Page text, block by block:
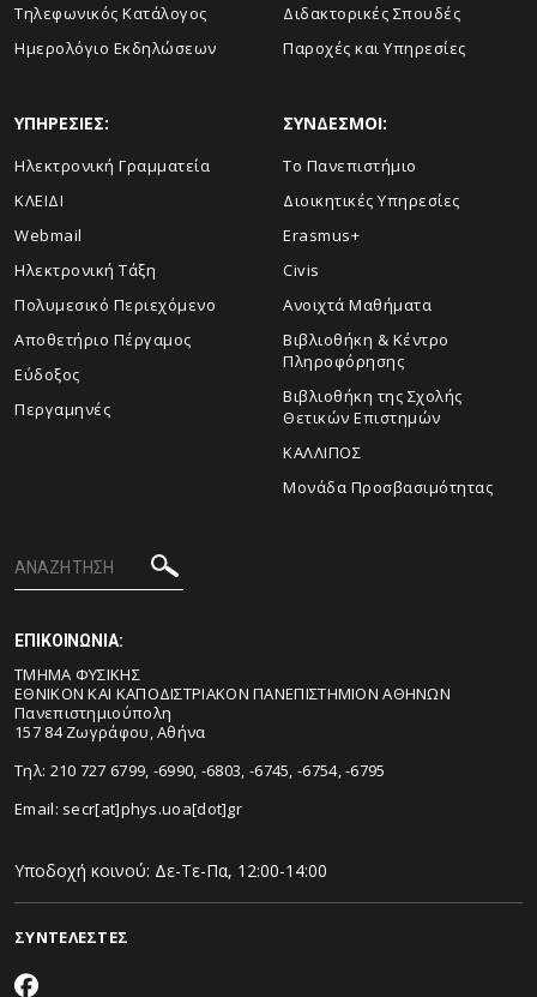
Τηλεφωνικός Κατάλογος
Ημερολόγιο Εκδηλώσεων
Διδακτορικές Σπουδές
Παροχές και Υπηρεσίες
ΥΠΗΡΕΣΙΕΣ:
Ηλεκτρονική Γραμματεία
ΚΛΕΙΔΙ
Webmail
Ηλεκτρονική Τάξη
Πολυμεσικό Περιεχόμενο
Αποθετήριο Πέργαμος
Εύδοξος
Περγαμηνές
ΣΥΝΔΕΣΜΟΙ:
Το Πανεπιστήμιο
Διοικητικές Υπηρεσίες
Erasmus+
Civis
Ανοιχτά Μαθήματα
Βιβλιοθήκη & Κέντρο
Πληροφόρησης
Βιβλιοθήκη της Σχολής
Θετικών Επιστημών
ΚΑΛΛΙΠΟΣ
Μονάδα Προσβασιμότητας
ΕΠΙΚΟΙΝΩΝΙΑ:
ΤΜΗΜΑ ΦΥΣΙΚΗΣ
ΕΘΝΙΚΟΝ ΚΑΙ ΚΑΠΟΔΙΣΤΡΙΑΚΟΝ ΠΑΝΕΠΙΣΤΗΜΙΟΝ ΑΘΗΝΩΝ
Πανεπιστημιούπολη
157 84 Ζωγράφου, Αθήνα
Τηλ: 210 727 6799, -6990, -6803, -6745, -6754, -6795
Email: secr[at]phys.uoa[dot]gr
Υποδοχή κοινού: Δε-Τε-Πα, 12:00-14:00
ΣΥΝΤΕΛΕΣΤΕΣ